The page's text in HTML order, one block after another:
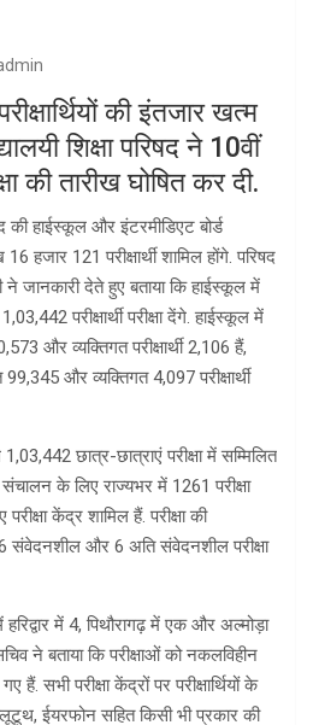
की इंतजार खत्म
शिक्षा परिषद ने 10वीं
की तारीख घोषित कर दी.
की हाईस्कूल और इंटरमीडिएट बोर्ड
हजार 121 परीक्षार्थी शामिल होंगे. परिषद
ने जानकारी देते हुए बताया कि हाईस्कूल में
परीक्षार्थी परीक्षा देंगे. हाईस्कूल में
और व्यक्तिगत परीक्षार्थी 2,106 हैं,
और व्यक्तिगत 4,097 परीक्षार्थी
छात्र-छात्राएं परीक्षा में सम्मिलित
के लिए राज्यभर में 1261 परीक्षा
केंद्र शामिल हैं. परीक्षा की
और 6 अति संवेदनशील परीक्षा
में 4, पिथौरागढ़ में एक और अल्मोड़ा
ने बताया कि परीक्षाओं को नकलविहीन
सभी परीक्षा केंद्रों पर परीक्षार्थियों के
ईयरफोन सहित किसी भी प्रकार की